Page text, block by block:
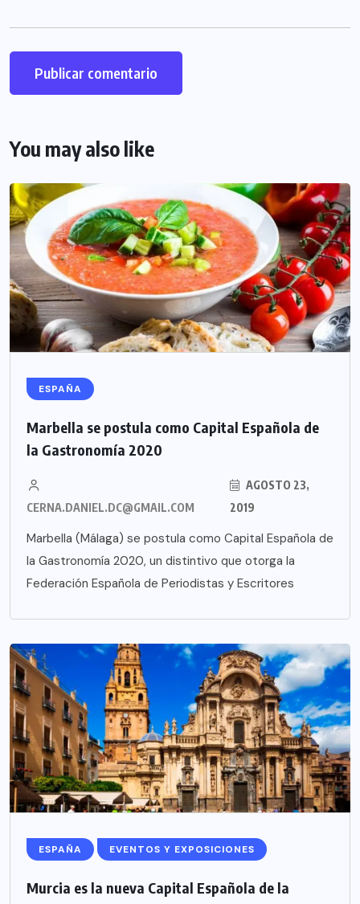
You may also like
ESPAÑA
Marbella se postula como Capital Española de
la Gastronomía 2020
CERNA.DANIEL.DC@GMAIL.COM
AGOSTO 23,
2019
Marbella (Málaga) se postula como Capital Española de
la Gastronomía 2020, un distintivo que otorga la
Federación Española de Periodistas y Escritores
ESPAÑA EVENTOS Y EXPOSICIONES
Murcia es la nueva Capital Española de la